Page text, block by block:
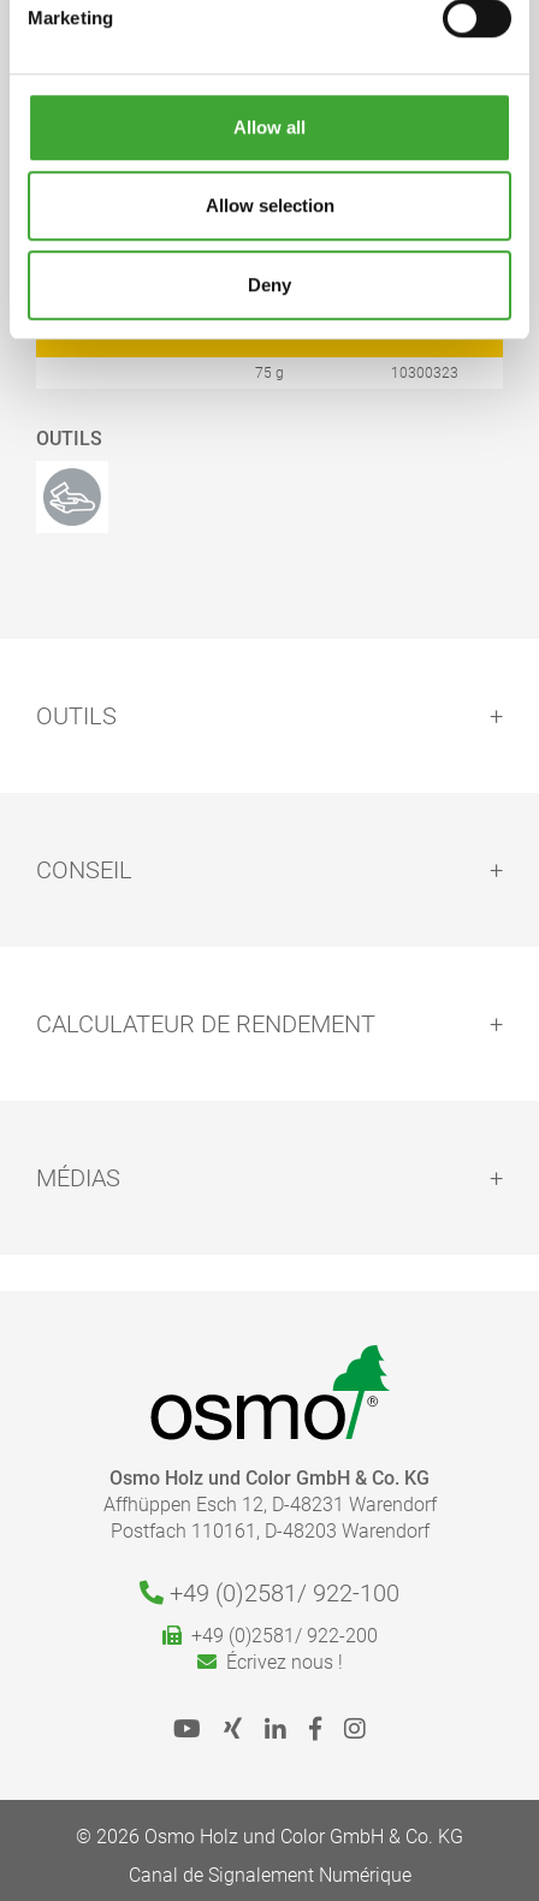
Marketing
Allow all
Allow selection
Deny
pdf, 182 Ko
DURÉE DE STOCKAGE
2 ans et plus, si conservé dans son
conditionnement d’origine non ouvert.
ARTICLE
75 g 10300323
OUTILS
OUTILS
CONSEIL
CALCULATEUR DE RENDEMENT
Calculez rapidement et facilement la quantité dont
vous avez besoin.
Aller au calculateur de rendement
MÉDIAS
CATALOGUE - COULEUR ET PROTECTION POUR
CATALOGUE - SOLS - NETTOYAGE ET ENTRETIEN
ALLER À LA MÉDIATHÈQUE
Osmo Holz und Color GmbH & Co. KG
Affhüppen Esch 12, D-48231 Warendorf
Postfach 110161, D-48203 Warendorf
+49 (0)2581/ 922-100
+49 (0)2581/ 922-200
Écrivez nous !
© 2026 Osmo Holz und Color GmbH & Co. KG
Canal de Signalement Numérique